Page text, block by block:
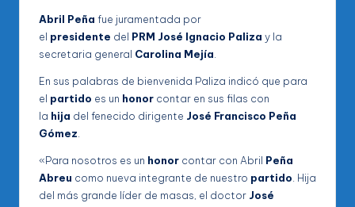
Abril Peña fue juramentada por
el presidente del PRM José Ignacio Paliza y la
secretaria general Carolina Mejía.
En sus palabras de bienvenida Paliza indicó que para
el partido es un honor contar en sus filas con
la hija del fenecido dirigente José Francisco Peña
Gómez.
«Para nosotros es un honor contar con Abril Peña
Abreu como nueva integrante de nuestro partido. Hija
del más grande líder de masas, el doctor José